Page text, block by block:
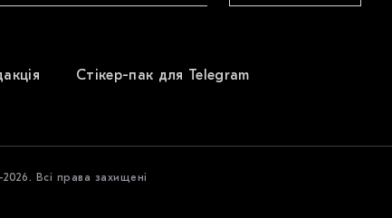
Стікер-пак для Telegram
Всі права захищені